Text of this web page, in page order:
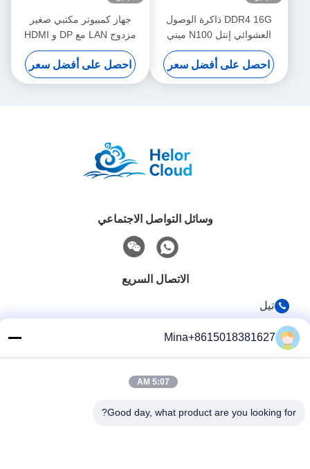
DDR4 16G ذاكرة الوصول
العشوائي إنتل N100 ميني
LAN مزدوج كوم لينكس مع واي
فاي
احصل على أفضل سعر
جهاز كمبيوتر مكتبي صغير
مزدوج LAN مع DP و HDMI
معالج Intel Core Series
احصل على أفضل سعر
وسائل التواصل الاجتماعي
الاتصال السريع
تيل
بريد إلكتروني
sales07@helorcloud.com
الطابق الثاني، رقم 3 مبنى المصنع، المنطقة الصناعية من بوكشيا،
Mina+8615018381627
5:07 AM
Good day, what product are you looking for?